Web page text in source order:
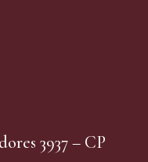
3937 – CP